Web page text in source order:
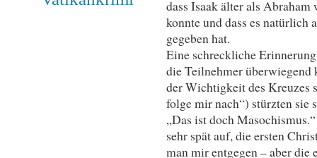
dass Isaak älter als
konnte und dass es natürlich
gegeben hat.
Eine schreckliche
die Teilnehmer
der Wichtigkeit des Kreuzes
folge mir nach“) stürzten sie
„Das ist doch
sehr spät auf, die ersten
man mir entgegen – aber die